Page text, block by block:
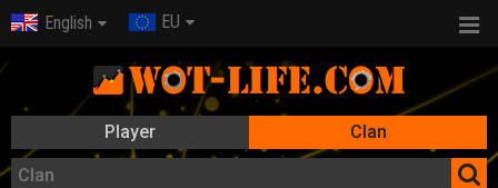
English EU
Player Clan